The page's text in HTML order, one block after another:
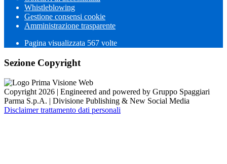
Whistleblowing
Gestione consensi cookie
Amministrazione trasparente
Pagina visualizzata 567 volte
Sezione Copyright
Copyright 2026 | Engineered and powered by Gruppo Spaggiari
Parma S.p.A. | Divisione Publishing & New Social Media
Disclaimer trattamento dati personali